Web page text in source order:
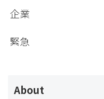
企業
緊急
About